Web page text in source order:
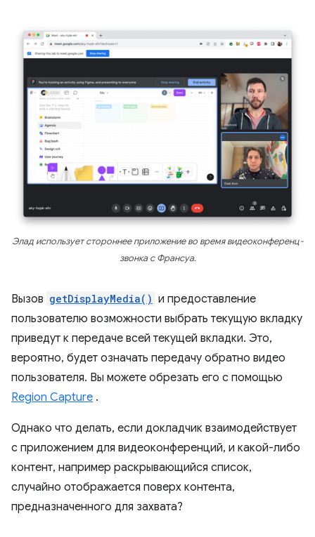
Элад использует стороннее приложение во время видеоконференц-
звонка с Франсуа.
Вызов getDisplayMedia() и предоставление
пользователю возможности выбрать текущую вкладку
приведут к передаче всей текущей вкладки. Это,
вероятно, будет означать передачу обратно видео
пользователя. Вы можете обрезать его с помощью
Region Capture .
Однако что делать, если докладчик взаимодействует
с приложением для видеоконференций, и какой-либо
контент, например раскрывающийся список,
случайно отображается поверх контента,
предназначенного для захвата?